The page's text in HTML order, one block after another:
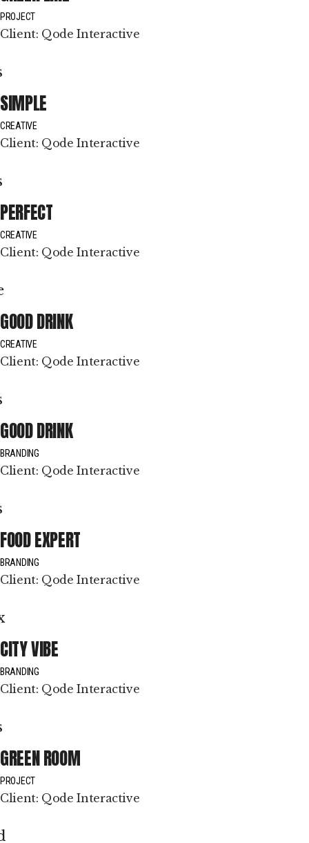
PROJECT
Client: Qode Interactive
SIMPLE
CREATIVE
Client: Qode Interactive
PERFECT
CREATIVE
Client: Qode Interactive
GOOD DRINK
CREATIVE
Client: Qode Interactive
GOOD DRINK
BRANDING
Client: Qode Interactive
FOOD EXPERT
BRANDING
Client: Qode Interactive
CITY VIBE
BRANDING
Client: Qode Interactive
GREEN ROOM
PROJECT
Client: Qode Interactive